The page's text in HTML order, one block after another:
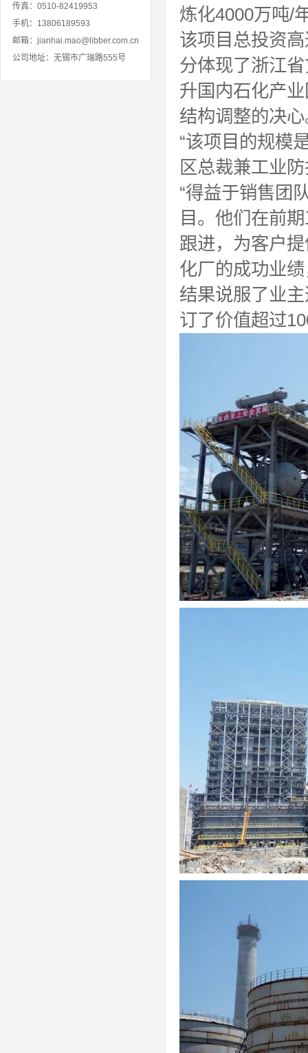
传真：0510-82419953
手机：13806189593
邮箱：jianhai.mao@libber.com.cn
公司地址：无锡市广瑞路555号
炼化4000万吨/
该项目总投资
分体现了浙江省
升国内石化产
结构调整的决
“该项目的规模
区总裁兼工业
“得益于销售团
目。他们在前
跟进，为客户
化厂的成功业
结果说服了业
订了价值超过